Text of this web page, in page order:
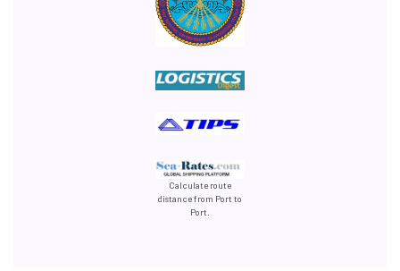
Calculate route
distance from Port to
Port.